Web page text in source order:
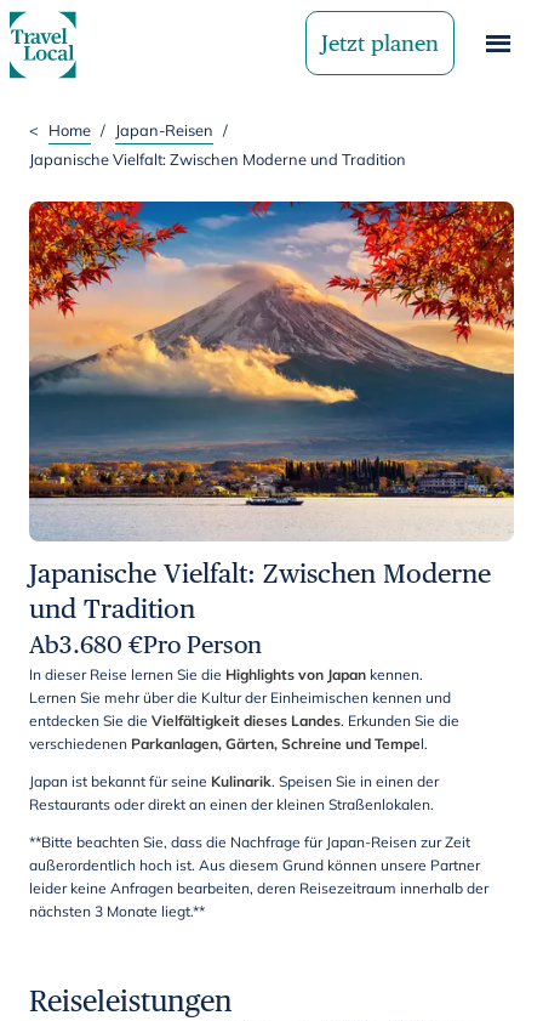
Jetzt planen
< Home / Japan-Reisen /
Japanische Vielfalt: Zwischen Moderne und Tradition
Japanische Vielfalt: Zwischen Moderne
und Tradition
Ab3.680 €Pro Person
In dieser Reise lernen Sie die Highlights von Japan kennen.
Lernen Sie mehr über die Kultur der Einheimischen kennen und
entdecken Sie die Vielfältigkeit dieses Landes. Erkunden Sie die
verschiedenen Parkanlagen, Gärten, Schreine und Tempel.
Japan ist bekannt für seine Kulinarik. Speisen Sie in einen der
Restaurants oder direkt an einen der kleinen Straßenlokalen.
**Bitte beachten Sie, dass die Nachfrage für Japan-Reisen zur Zeit
außerordentlich hoch ist. Aus diesem Grund können unsere Partner
leider keine Anfragen bearbeiten, deren Reisezeitraum innerhalb der
nächsten 3 Monate liegt.**
Reiseleistungen